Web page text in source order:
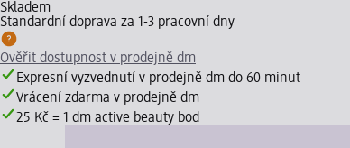
Skladem
Standardní doprava za 1-3 pracovní dny
Ověřit dostupnost v prodejně dm
Expresní vyzvednutí v prodejně dm do 60 minut
Vrácení zdarma v prodejně dm
25 Kč = 1 dm active beauty bod